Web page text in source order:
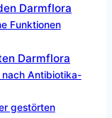
Darmflora
Funktionen
Darmflora
Antibiotika-
gestörten